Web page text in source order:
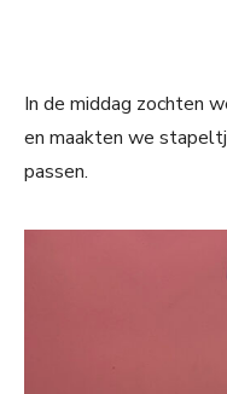
In de middag zochten
en maakten we
passen.